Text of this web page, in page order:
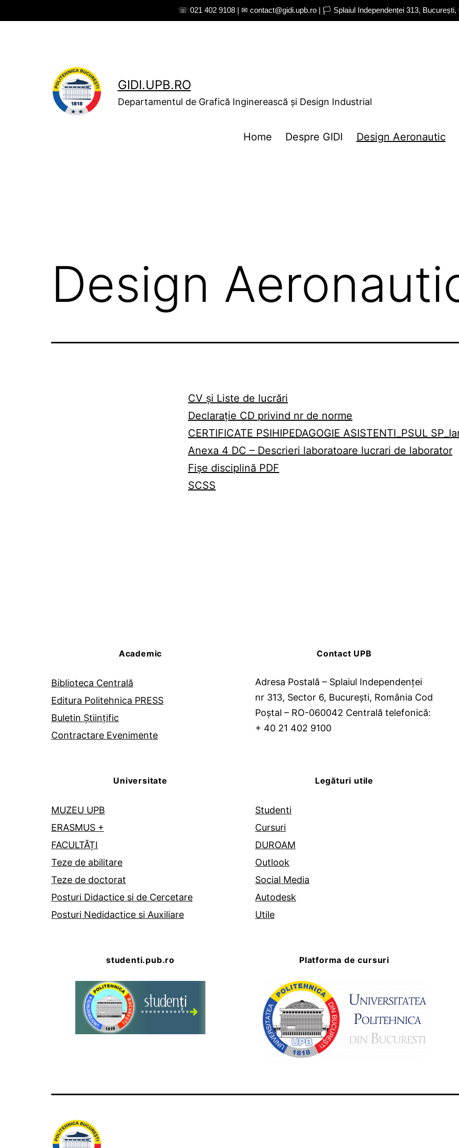
☏ 021 402 9108 | ✉ contact@gidi.upb.ro | 🏳 Splaiul Independenței 313, București,
GIDI.UPB.RO
Departamentul de Grafică Inginerească și Design Industrial
Home Despre GIDI Design Aeronautic
Design
CV și Liste de lucrări
Declarație CD privind nr de norme
CERTIFICATE PSIHIPEDAGOGIE ASISTENTI_PSUL
Anexa 4 DC – Descrieri laboratoare lucrari de laborator
Fișe disciplină PDF
SCSS
Academic
Biblioteca Centrală
Editura Politehnica PRESS
Buletin Științific
Contractare Evenimente
Contact UPB
Adresa Postală – Splaiul Independenței
nr 313, Sector 6, București, România Cod
Poștal – RO-060042 Centrală telefonică:
+ 40 21 402 9100
Universitate
MUZEU UPB
ERASMUS +
FACULTĂȚI
Teze de abilitare
Teze de doctorat
Posturi Didactice si de Cercetare
Posturi Nedidactice si Auxiliare
Legături utile
Studenti
Cursuri
DUROAM
Outlook
Social Media
Autodesk
Utile
studenti.pub.ro Platforma de cursuri